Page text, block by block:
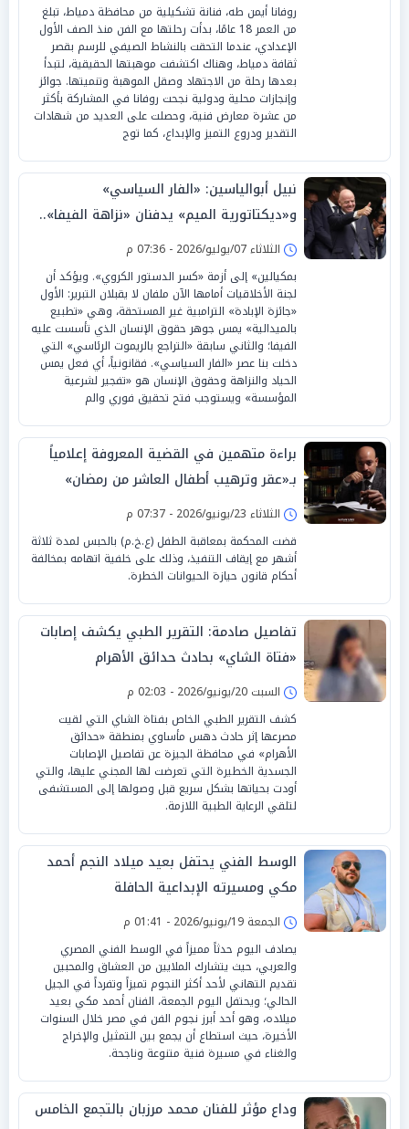
روفانا أيمن طه، فنانة تشكيلية من محافظة دمياط، تبلغ
من العمر 18 عامًا، بدأت رحلتها مع الفن منذ الصف الأول
الإعدادي، عندما التحقت بالنشاط الصيفي للرسم بقصر
ثقافة دمياط، وهناك اكتشفت موهبتها الحقيقية، لتبدأ
بعدها رحلة من الاجتهاد وصقل الموهبة وتنميتها. جوائز
وإنجازات محلية ودولية نجحت روفانا في المشاركة بأكثر
من عشرة معارض فنية، وحصلت على العديد من شهادات
التقدير ودروع التميز والإبداع، كما توج
نبيل أبوالياسين: «الفار السياسي»
و«ديكتاتورية الميم» يدفنان «نزاهة الفيفا»..
وإقالة «إنفانتينو» باتت حتمية
الثلاثاء 07/يوليو/2026 - 07:36 م
بمكيالين» إلى أزمة «كسر الدستور الكروي». ويؤكد أن
لجنة الأخلاقيات أمامها الآن ملفان لا يقبلان التبرير: الأول
«جائزة الإبادة» الترامبية غير المستحقة، وهي «تطبيع
بالميدالية» يمس جوهر حقوق الإنسان الذي تأسست عليه
الفيفا؛ والثاني سابقة «التراجع بالريموت الرئاسي» التي
دخلت بنا عصر «الفار السياسي». فقانونياً، أي فعل يمس
الحياد والنزاهة وحقوق الإنسان هو «تفجير لشرعية
المؤسسة» ويستوجب فتح تحقيق فوري والم
براءة متهمين في القضية المعروفة إعلامياً
بـ«عقر وترهيب أطفال العاشر من رمضان»
الثلاثاء 23/يونيو/2026 - 07:37 م
قضت المحكمة بمعاقبة الطفل (ع.خ.م) بالحبس لمدة ثلاثة
أشهر مع إيقاف التنفيذ، وذلك على خلفية اتهامه بمخالفة
أحكام قانون حيازة الحيوانات الخطرة.
تفاصيل صادمة: التقرير الطبي يكشف إصابات
«فتاة الشاي» بحادث حدائق الأهرام
السبت 20/يونيو/2026 - 02:03 م
كشف التقرير الطبي الخاص بفتاة الشاي التي لقيت
مصرعها إثر حادث دهس مأساوي بمنطقة «حدائق
الأهرام» في محافظة الجيزة عن تفاصيل الإصابات
الجسدية الخطيرة التي تعرضت لها المجني عليها، والتي
أودت بحياتها بشكل سريع قبل وصولها إلى المستشفى
لتلقي الرعاية الطبية اللازمة.
الوسط الفني يحتفل بعيد ميلاد النجم أحمد
مكي ومسيرته الإبداعية الحافلة
الجمعة 19/يونيو/2026 - 01:41 م
يصادف اليوم حدثاً مميزاً في الوسط الفني المصري
والعربي، حيث يتشارك الملايين من العشاق والمحبين
تقديم التهاني لأحد أكثر النجوم تميزاً وتفرداً في الجيل
الحالي؛ ويحتفل اليوم الجمعة، الفنان أحمد مكي بعيد
ميلاده، وهو أحد أبرز نجوم الفن في مصر خلال السنوات
الأخيرة، حيث استطاع أن يجمع بين التمثيل والإخراج
والغناء في مسيرة فنية متنوعة وناجحة.
وداع مؤثر للفنان محمد مرزبان بالتجمع الخامس